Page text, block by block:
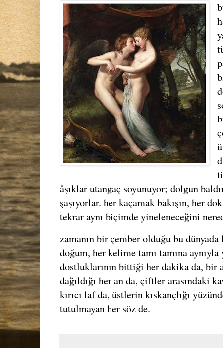
âşıklar utangaç soyunuyor; dolgun
şaşıyorlar. her kaçamak bakışın, her
tekrar aynı biçimde yineleneceğini
zamanın bir çember olduğu bu dünyada
doğum, her kelime tamı tamına
dostluklarının bittiği her dakika da, bir
dağıldığı her an da, çiftler arasındaki
kırıcı laf da, üstlerin kıskançlığı
tutulmayan her söz de.